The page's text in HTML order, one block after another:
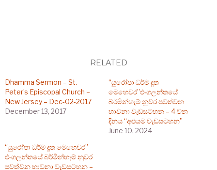
RELATED
Dhamma Sermon – St.
Peter’s Episcopal Church –
New Jersey – Dec-02-2017
December 13, 2017
“යුරෝපා ධර්ම දූත
මෙහෙවර”එංගලන්තයේ
බර්මින්හැම් නුවර පවත්වන
භාවනා වැඩසටහන – 4 වන
දිනය “අළුයම වැඩසටහන”
June 10, 2024
“යුරෝපා ධර්ම දූත මෙහෙවර”
එංගලන්තයේ බර්මින්හැම් නුවර
පවත්වන භාවනා වැඩසටහන –